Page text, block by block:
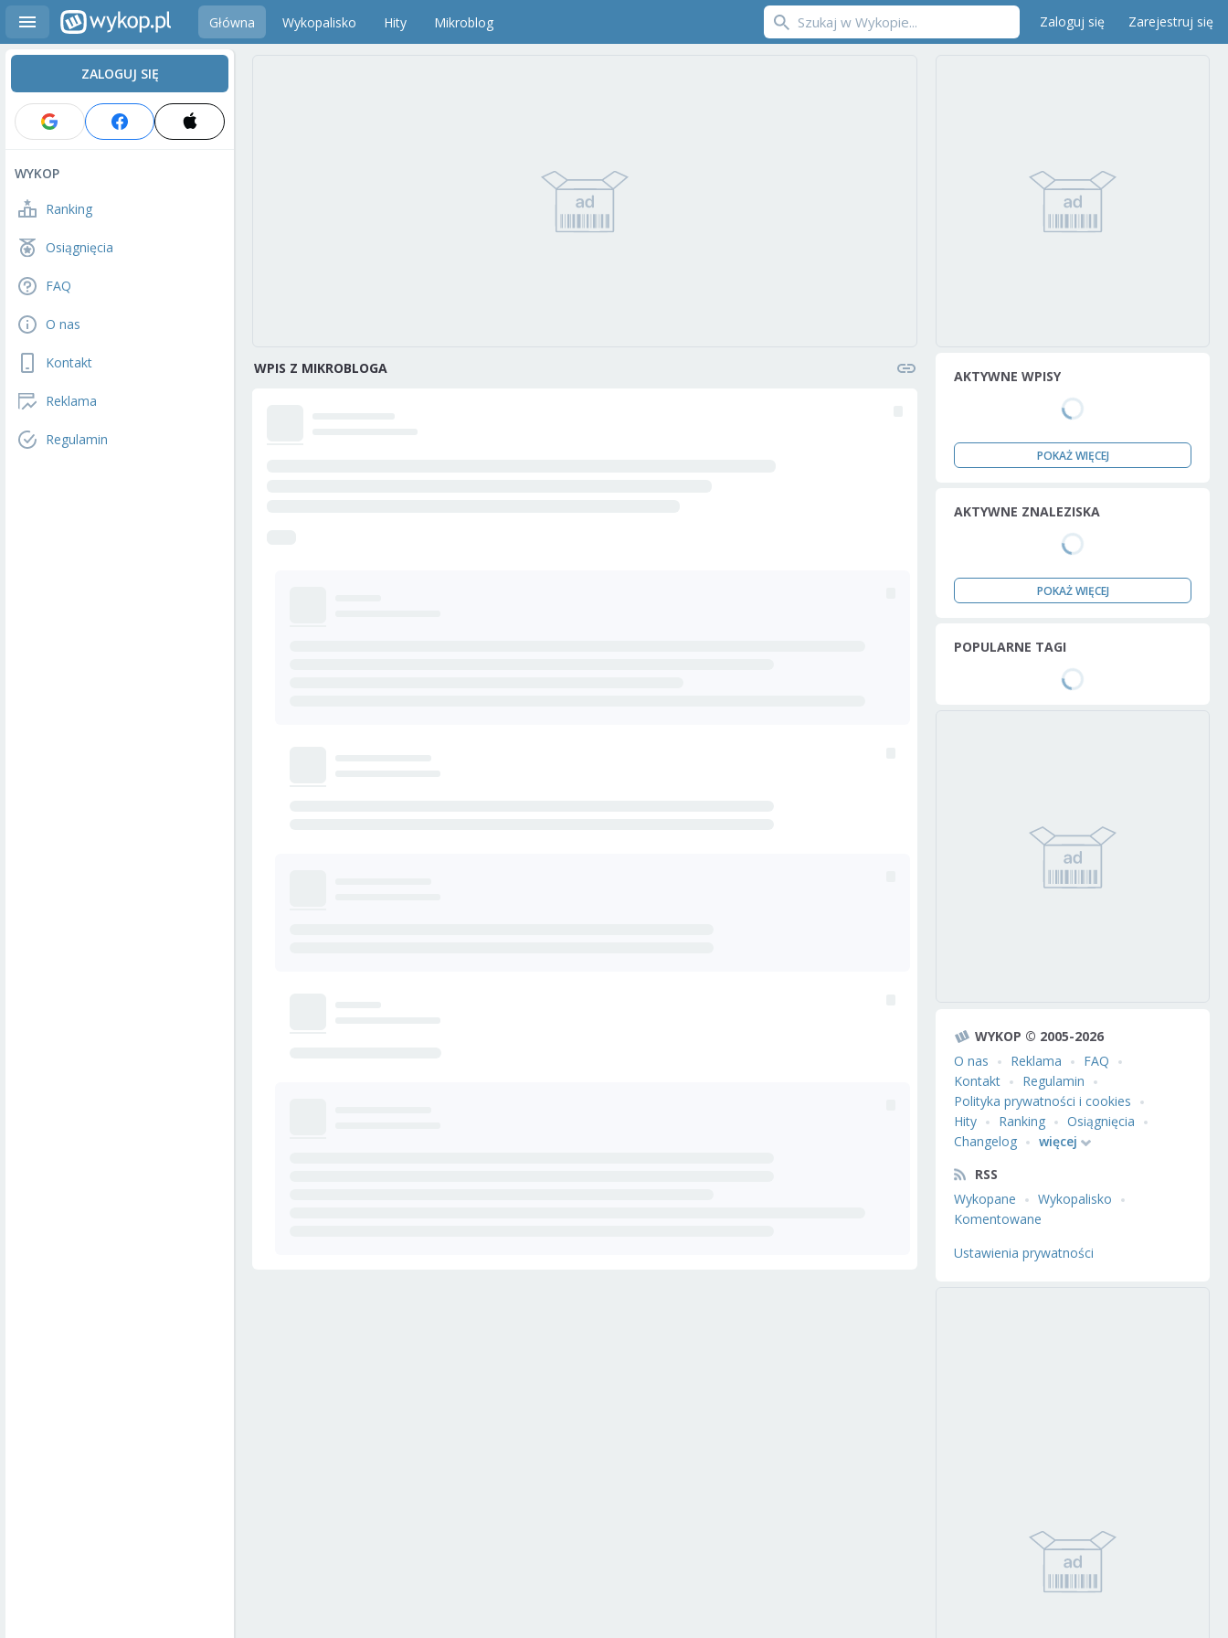
Główna Wykopalisko Hity Mikroblog Zaloguj się Zarejestruj się
ZALOGUJ SIĘ
WYKOP
Ranking
Osiągnięcia
FAQ
O nas
Kontakt
Reklama
Regulamin
WPIS Z MIKROBLOGA AKTYWNE WPISY
POKAŻ WIĘCEJ
AKTYWNE ZNALEZISKA
POKAŻ WIĘCEJ
POPULARNE TAGI
WYKOP © 2005-2026
O nas
Reklama
FAQ
Kontakt
Regulamin
Polityka prywatności i cookies
Hity
Ranking
Osiągnięcia
Changelog
więcej
RSS
Wykopane
Wykopalisko
Komentowane
Ustawienia prywatności